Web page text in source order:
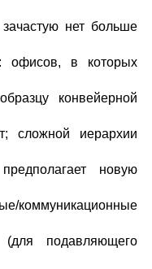
нет больше
офисов, в которых
конвейерной
сложной иерархии
новую
(для подавляющего